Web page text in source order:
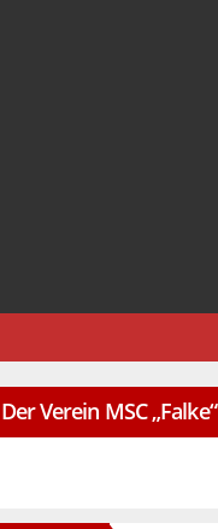
Der Verein MSC „Falke“